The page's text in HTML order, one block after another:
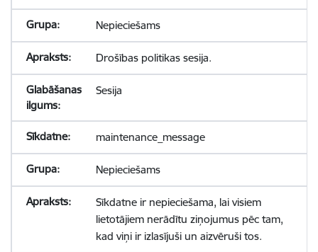
Nepieciešams
Drošības politikas sesija.
Sesija
maintenance_message
Nepieciešams
Sīkdatne ir nepieciešama, lai visiem
lietotājiem nerādītu ziņojumus pēc tam,
kad viņi ir izlasījuši un aizvēruši tos.